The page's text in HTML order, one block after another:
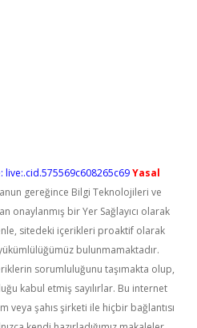
live:.cid.575569c608265c69Yasal
gereğince Bilgi Teknolojileri ve
onaylanmış bir Yer Sağlayıcı olarak
sitedeki içerikleri proaktif olarak
bulunmamaktadır.
sorumluluğunu taşımakta olup,
kabul etmiş sayılırlar. Bu internet
veya şahıs şirketi ile hiçbir bağlantısı